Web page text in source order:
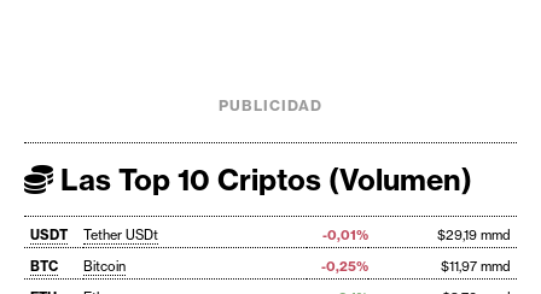
PUBLICIDAD
Las Top 10 Criptos (Volumen)
USDT Tether USDt -0,01%
$29,19 mmd
BTC
Bitcoin -0,25%
$11,97 mmd